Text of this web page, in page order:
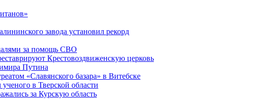
завода установил рекорд
за помощь СВО
Крестовоздвиженскую церковь
Путина
«Славянского базара» в Витебске
в Тверской области
за Курскую область